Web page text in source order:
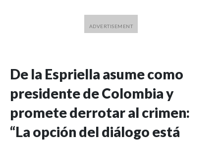
De la Espriella asume como
presidente de Colombia y
promete derrotar al crimen:
“La opción del diálogo está